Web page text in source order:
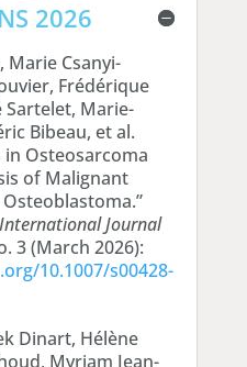
2026
Csanyi-
Frédérique
Sartelet, Marie-
Bibeau, et al.
in Osteosarcoma
of Malignant
Journal
3 (March 2026):
10.1007/s00428-
Dinart, Hélène
Myriam Jean-